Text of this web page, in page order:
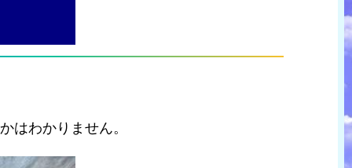
はわかりません。